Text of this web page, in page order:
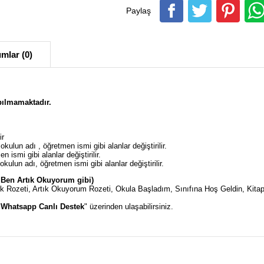
Paylaş
(0)
adı , öğretmen ismi gibi alanlar değiştirilir.
ismi gibi alanlar değiştirilir.
adı, öğretmen ismi gibi alanlar değiştirilir.
Artık Okuyorum gibi)
Artık Okuyorum Rozeti, Okula Başladım, Sınıfına Hoş Geldin,
Whatsapp Canlı Destek" üzerinden ulaşabilirsiniz.